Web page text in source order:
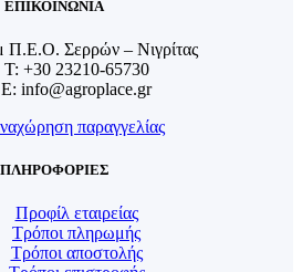
ΕΠΙΚΟΙΝΩΝΙΑ
Π.Ε.Ο. Σερρών – Νιγρίτας
T: +30 23210-65730
E: info@agroplace.gr
παραγγελίας
ΠΛΗΡΟΦΟΡΙΕΣ
Προφίλ εταιρείας
Τρόποι πληρωμής
Τρόποι αποστολής